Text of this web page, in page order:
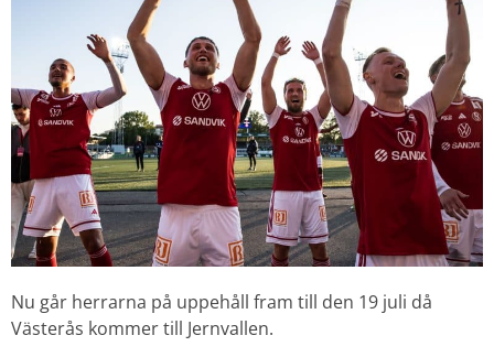
Nu går herrarna på uppehåll fram till den 19 juli då
Västerås kommer till Jernvallen.